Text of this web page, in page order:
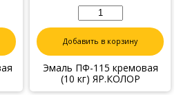
Добавить в корзину
Эмаль ПФ-115 кремовая
(10 кг) ЯР.КОЛОР